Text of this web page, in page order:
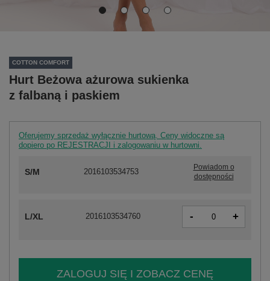
COTTON COMFORT
Hurt Beżowa ażurowa sukienka
z falbaną i paskiem
Oferujemy sprzedaż wyłącznie hurtową. Ceny widoczne są
dopiero po REJESTRACJI i zalogowaniu w hurtowni.
S/M 2016103534753
Powiadom o
dostępności
L/XL 2016103534760 - +
ZALOGUJ SIĘ I ZOBACZ CENĘ